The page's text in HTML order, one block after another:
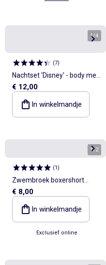
1/4
(7)
Nachtset 'Disney' - body met
volantmouwtjes + short
€ 12,00
In winkelmandje
1/2
(1)
Zwembroek boxershort
'Marvel' 'Spider-Man'
€ 8,00
In winkelmandje
Exclusief online